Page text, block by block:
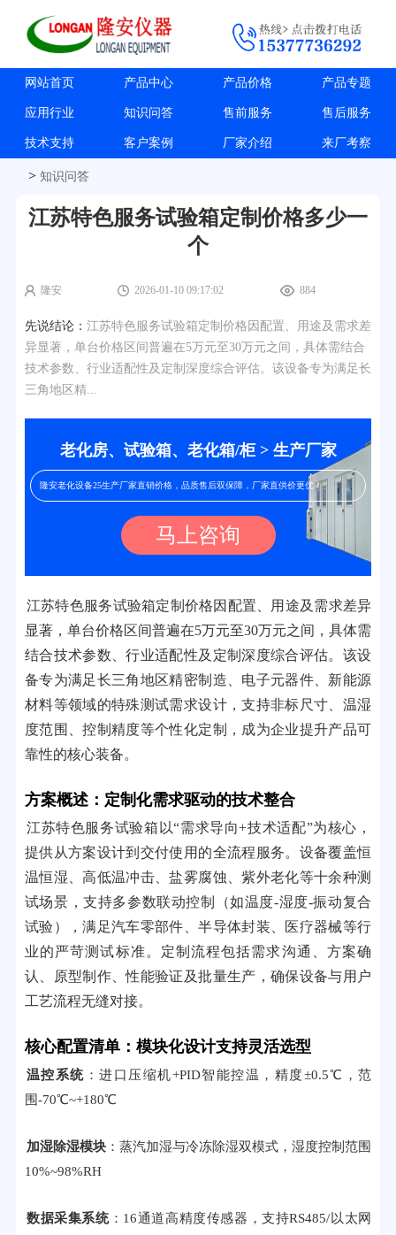
网站首页 产品中心 产品价格 产品专题
应用行业 知识问答 售前服务 售后服务
技术支持 客户案例 厂家介绍 来厂考察
> 知识问答
江苏特色服务试验箱定制价格多少一
个
隆安 2026-01-10 09:17:02 884
先说结论： 江苏特色服务试验箱定制价格因配置、用途及需求差
异显著，单台价格区间普遍在5万元至30万元之间，具体需结合
技术参数、行业适配性及定制深度综合评估。该设备专为满足长
三角地区精...
老化房、试验箱、老化箱/柜 > 生产厂家
隆安老化设备25生产厂家直销价格，品质售后双保障，厂家直供价更优！
马上咨询
江苏特色服务试验箱定制价格因配置、用途及需求差异
显著，单台价格区间普遍在5万元至30万元之间，具体需
结合技术参数、行业适配性及定制深度综合评估。该设
备专为满足长三角地区精密制造、电子元器件、新能源
材料等领域的特殊测试需求设计，支持非标尺寸、温湿
度范围、控制精度等个性化定制，成为企业提升产品可
靠性的核心装备。
方案概述：定制化需求驱动的技术整合
江苏特色服务试验箱以“需求导向+技术适配”为核心，
提供从方案设计到交付使用的全流程服务。设备覆盖恒
温恒湿、高低温冲击、盐雾腐蚀、紫外老化等十余种测
试场景，支持多参数联动控制（如温度-湿度-振动复合
试验），满足汽车零部件、半导体封装、医疗器械等行
业的严苛测试标准。定制流程包括需求沟通、方案确
认、原型制作、性能验证及批量生产，确保设备与用户
工艺流程无缝对接。
核心配置清单：模块化设计支持灵活选型
温控系统 ：进口压缩机+PID智能控温，精度±0.5℃，范
围-70℃~+180℃
加湿除湿模块：蒸汽加湿与冷冻除湿双模式，湿度控制范围
10%~98%RH
数据采集系统：16通道高精度传感器，支持RS485/以太网